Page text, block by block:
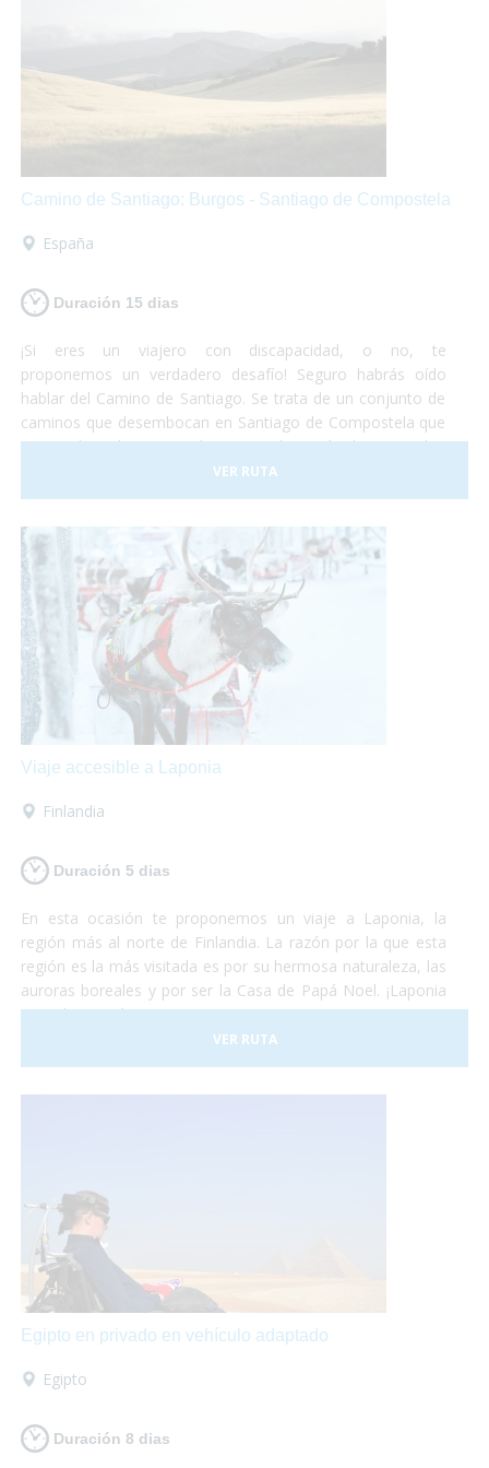
Camino de Santiago: Burgos - Santiago de Compostela
España
Duración 15 dias
¡Si eres un viajero con discapacidad, o no, te
proponemos un verdadero desafío! Seguro habrás oído
hablar del Camino de Santiago. Se trata de un conjunto de
caminos que desembocan en Santiago de Compostela que
vienen de todas partes de Europa, hay más de 80.000 km
señalizados. No deberás preocuparte por nada, sólo de
disfrutar de la etapa ya que nosotros nos encargaremos del
de los dos tramos, o los dos!
VER RUTA
Viaje accesible a Laponia
Finlandia
Duración 5 dias
En esta ocasión te proponemos un viaje a Laponia, la
región más al norte de Finlandia. La razón por la que esta
región es la más visitada es por su hermosa naturaleza, las
auroras boreales y por ser la Casa de Papá Noel. ¡Laponia
es un lugar mágico!
VER RUTA
Egipto en privado en vehículo adaptado
Egipto
Duración 8 dias